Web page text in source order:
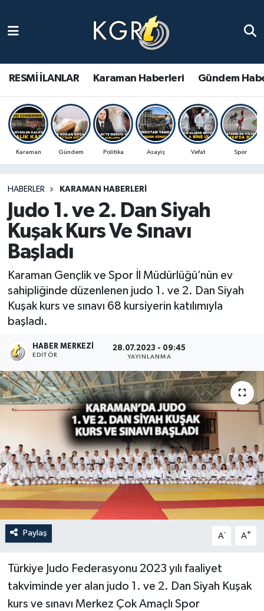
RESMİ İLANLAR Karaman Haberleri Gündem
Karaman Gündem Politika Asayiş Vefat Spor
HABERLER KARAMAN HABERLERI
Judo 1. ve 2. Dan Siyah
Kuşak Kurs Ve Sınavı
Başladı
Karaman Gençlik ve Spor İl Müdürlüğü’nün ev
sahipliğinde düzenlenen judo 1. ve 2. Dan Siyah
Kuşak kurs ve sınavı 68 kursiyerin katılımıyla
başladı.
HABER MERKEZI
EDITÖR
28.07.2023 - 09:45
YAYINLANMA
Paylaş A- A+
Türkiye Judo Federasyonu 2023 yılı faaliyet
takviminde yer alan judo 1. ve 2. Dan Siyah Kuşak
kurs ve sınavı Merkez Çok Amaçlı Spor
Gündem Haberleri
Güncel Haberler
Spor Haberleri
Ulusal Haberler
Vefat Edenler